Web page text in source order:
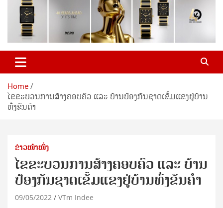
Home
​ໄຂຂະບວນການສ້າງຄອບຄົວ ແລະ ບ້ານປ້ອງກັນຊາດເຂັ້ມແຂງຢູ່ບ້ານ
ທົ່ງຂັນຄໍາ
ຂ່າວໜ້າໜຶ່ງ
​ໄຂຂະບວນການສ້າງຄອບຄົວ ແລະ ບ້ານ
ປ້ອງກັນຊາດເຂັ້ມແຂງຢູ່ບ້ານທົ່ງຂັນຄໍາ
09/05/2022 VTm Indee